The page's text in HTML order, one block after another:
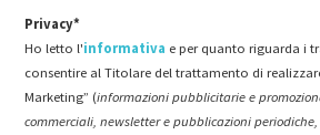
Privacy*
Ho letto l'informativa e per quanto riguarda i
consentire al Titolare del trattamento di
Marketing” (informazioni pubblicitarie e
commerciali, newsletter e pubblicazioni periodiche,